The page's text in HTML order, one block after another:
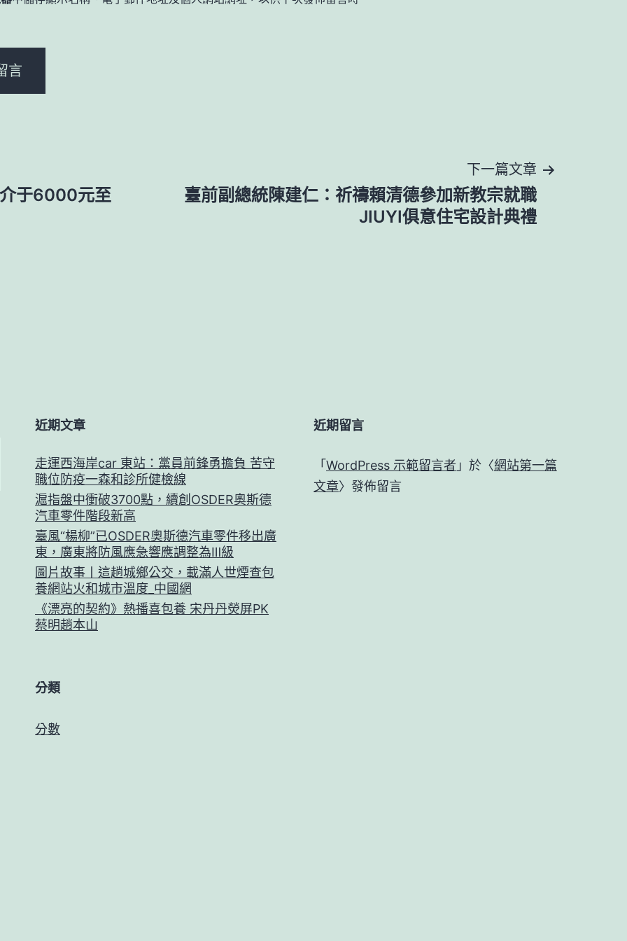
于6000元至
下一篇文章
臺前副總統陳建仁：祈禱賴清德參加新教宗就職
JIUYI俱意住宅設計典禮
近期文章
走運西海岸car 東站：黨員前鋒勇擔負 苦守
職位防疫一森和診所健檢線
滬指盤中衝破3700點，續創OSDER奧斯德
汽車零件階段新高
臺風“楊柳”已OSDER奧斯德汽車零件移出廣
東，廣東將防風應急響應調整為Ⅲ級
圖片故事丨這趟城鄉公交，載滿人世煙查包
養網站火和城市溫度_中國網
《漂亮的契約》熱播喜包養 宋丹丹熒屏PK
蔡明趙本山
近期留言
「 WordPress 示範留言者 」於〈網站第一篇
文章〉發佈留言
分類
分數